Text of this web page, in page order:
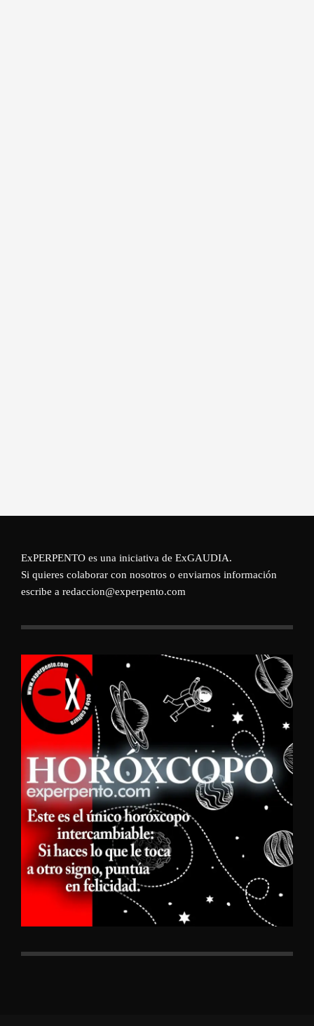
ExPERPENTO es una iniciativa de ExGAUDIA.
Si quieres colaborar con nosotros o enviarnos información
escribe a redaccion@experpento.com